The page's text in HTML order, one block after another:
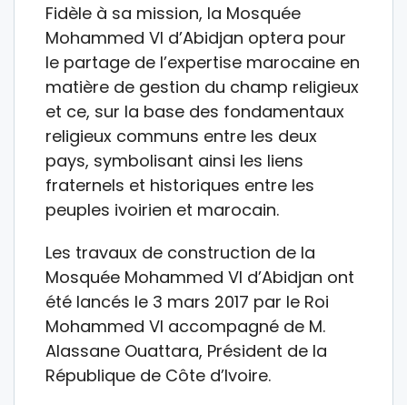
Fidèle à sa mission, la Mosquée
Mohammed VI d’Abidjan optera pour
le partage de l’expertise marocaine en
matière de gestion du champ religieux
et ce, sur la base des fondamentaux
religieux communs entre les deux
pays, symbolisant ainsi les liens
fraternels et historiques entre les
peuples ivoirien et marocain.
Les travaux de construction de la
Mosquée Mohammed VI d’Abidjan ont
été lancés le 3 mars 2017 par le Roi
Mohammed VI accompagné de M.
Alassane Ouattara, Président de la
République de Côte d’Ivoire.